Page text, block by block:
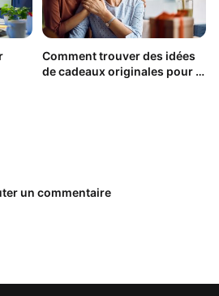
Comment trouver des idées
de cadeaux originales pour la
un commentaire